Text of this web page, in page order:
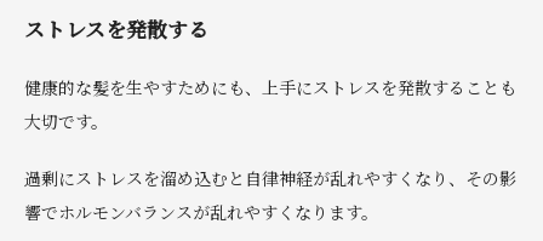
ストレスを発散する
健康的な髪を生やすためにも、上手にストレスを発散することも
大切です。
過剰にストレスを溜め込むと自律神経が乱れやすくなり、その影
響でホルモンバランスが乱れやすくなります。